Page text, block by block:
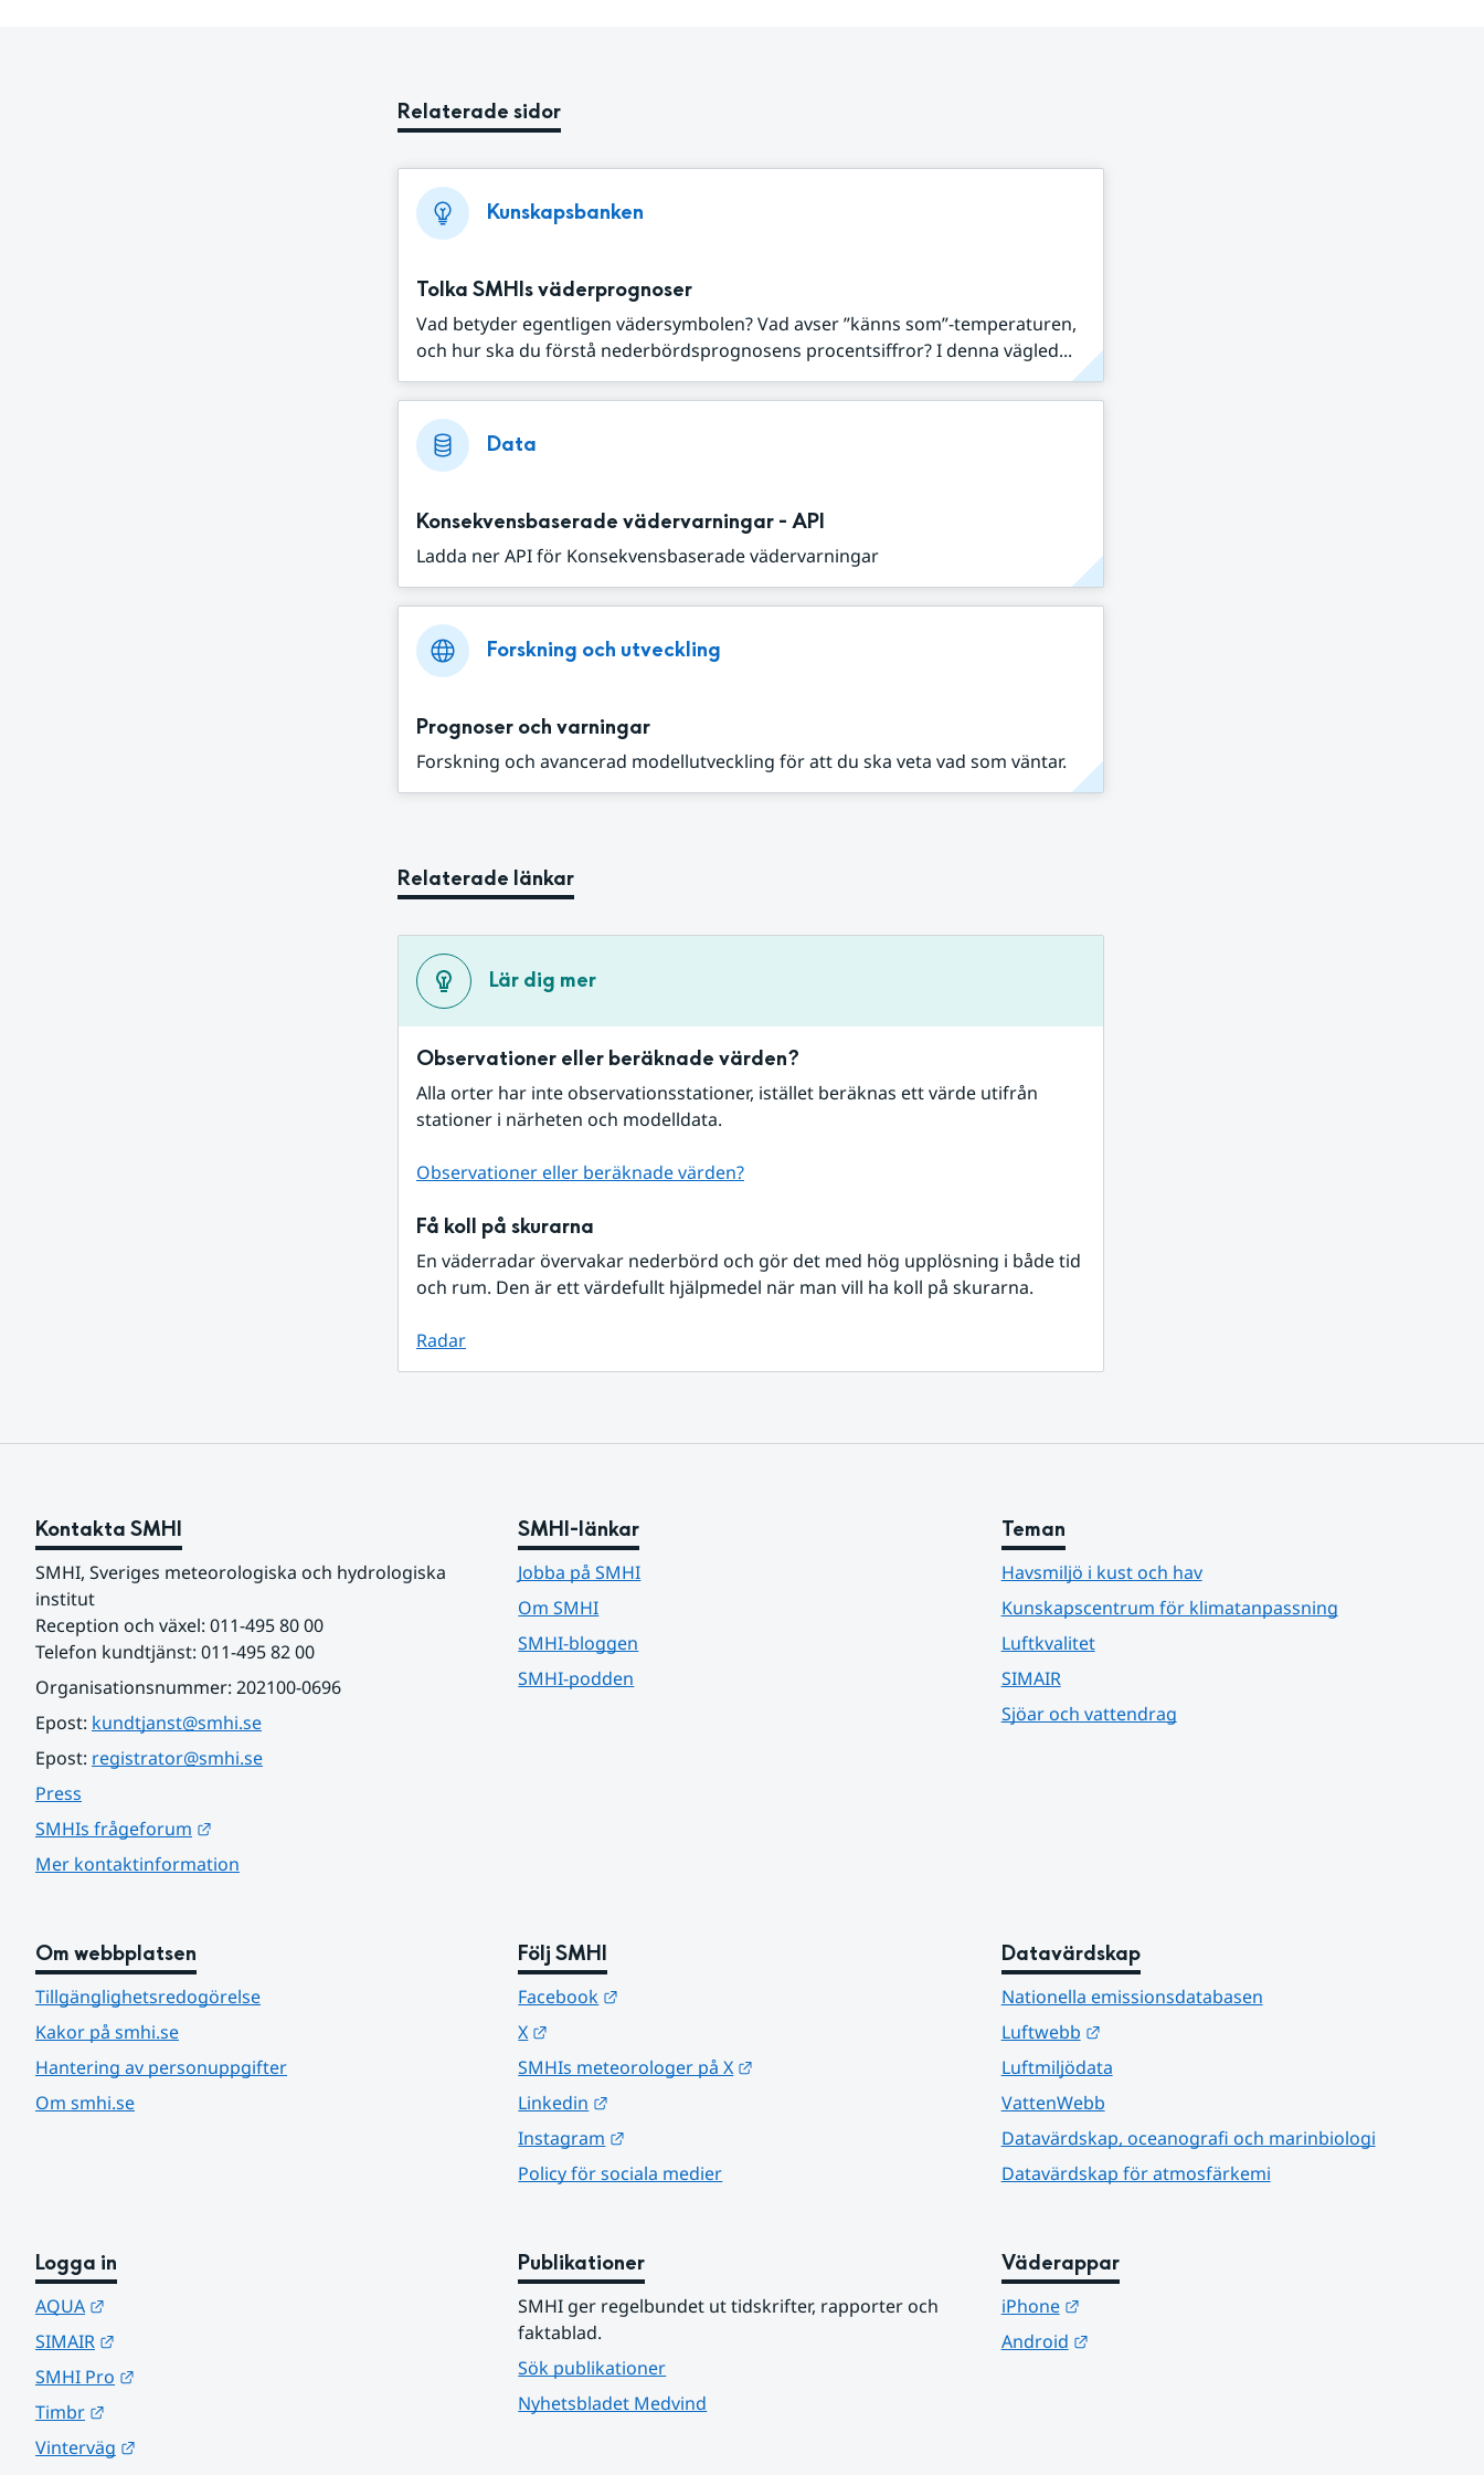
Relaterade sidor
Kunskapsbanken
Tolka SMHIs väderprognoser
Vad betyder egentligen vädersymbolen? Vad avser ”känns som”-temperaturen,
och hur ska du förstå nederbördsprognosens procentsiffror? I denna vägled...
Data
Konsekvensbaserade vädervarningar - API
Ladda ner API för Konsekvensbaserade vädervarningar
Forskning och utveckling
Prognoser och varningar
Forskning och avancerad modellutveckling för att du ska veta vad som väntar.
Relaterade länkar
Lär dig mer
Observationer eller beräknade värden?
Alla orter har inte observationsstationer, istället beräknas ett värde utifrån
stationer i närheten och modelldata.
Observationer eller beräknade värden?
Få koll på skurarna
En väderradar övervakar nederbörd och gör det med hög upplösning i både tid
och rum. Den är ett värdefullt hjälpmedel när man vill ha koll på skurarna.
Radar
Kontakta SMHI
SMHI, Sveriges meteorologiska och hydrologiska
institut
Reception och växel: 011-495 80 00
Telefon kundtjänst: 011-495 82 00
Organisationsnummer: 202100-0696
Epost: kundtjanst@smhi.se
Epost: registrator@smhi.se
Press
SMHIs frågeforum
Mer kontaktinformation
SMHI-länkar
Jobba på SMHI
Om SMHI
SMHI-bloggen
SMHI-podden
Teman
Havsmiljö i kust och hav
Kunskapscentrum för klimatanpassning
Luftkvalitet
SIMAIR
Sjöar och vattendrag
Om webbplatsen
Tillgänglighetsredogörelse
Kakor på smhi.se
Hantering av personuppgifter
Om smhi.se
Följ SMHI
Facebook
X
SMHIs meteorologer på X
Linkedin
Instagram
Policy för sociala medier
Datavärdskap
Nationella emissionsdatabasen
Luftwebb
Länk till annan webbplats.
Luftmiljödata
VattenWebb
Datavärdskap, oceanografi och marinbiologi
Datavärdskap för atmosfärkemi
Logga in
AQUA
SIMAIR
SMHI Pro
Timbr
Vinterväg
Publikationer
SMHI ger regelbundet ut tidskrifter, rapporter och
faktablad.
Sök publikationer
Nyhetsbladet Medvind
Väderappar
iPhone
Länk till annan webbplats.
Android
Länk till annan webbplats.